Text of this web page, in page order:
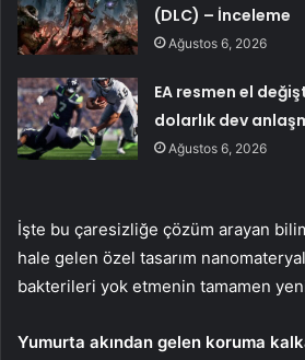
(DLC) – İnceleme
Ağustos 6, 2026
EA resmen el
dolarlık dev
Ağustos 6, 2026
İşte bu çaresizliğe çözüm arayan
hale gelen özel tasarım
bakterileri yok etmenin tamamen
Yumurta akından gelen koruma